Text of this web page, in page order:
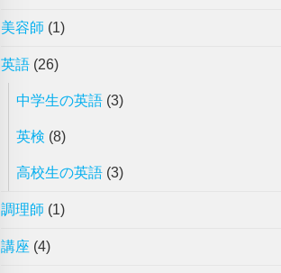
美容師 (1)
英語 (26)
中学生の英語 (3)
英検 (8)
高校生の英語 (3)
調理師 (1)
講座 (4)